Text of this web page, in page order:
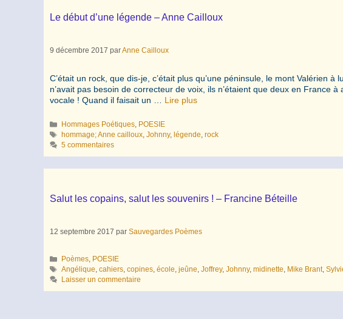
Le début d’une légende – Anne Cailloux
9 décembre 2017 parAnne Cailloux
C’était un rock, que dis-je, c’était plus qu’une péninsule, le mont Valérien
n’avait pas besoin de correcteur de voix, ils n’étaient que deux en France
vocale ! Quand il faisait un … Lire plus
Catégories
Hommages Poétiques, POESIE
Étiquettes
hommage; Anne cailloux,Johnny, légende,rock
5 commentaires
Salut les copains, salut les souvenirs ! – Francine Béteille
12 septembre 2017 par Sauvegardes Poèmes
Catégories
Poèmes, POESIE
Étiquettes
Angélique,cahiers,copines,école,jeûne,Joffrey,Johnny,midinette, Mike Brant,
Laisser un commentaire